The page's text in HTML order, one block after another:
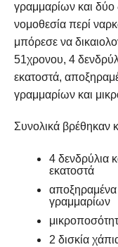
γραμμαρίων και δύο
νομοθεσία περί
μπόρεσε να
51χρονου, 4
εκατοστά,
γραμμαρίων και
Συνολικά βρέθηκαν
4 δενδρύλια
εκατοστά
γραμμαρίων
2 δισκία